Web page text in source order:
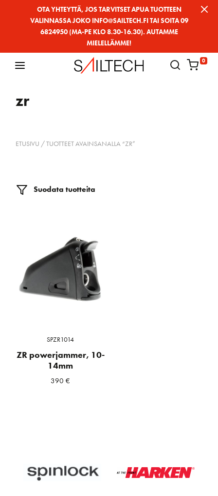
OTA YHTEYTTÄ, JOS TARVITSET APUA TUOTTEEN
VALINNASSA JOKO INFO@SAILTECH.FI TAI SOITA 09
6824950 (MA-PE KLO 8.30-16.30). AUTAMME
MIELELLÄMME!
0
zr
ETUSIVU / TUOTTEET AVAINSANALLA “ZR”
Suodata tuotteita
SPZR1014
ZR powerjammer, 10-
14mm
390€